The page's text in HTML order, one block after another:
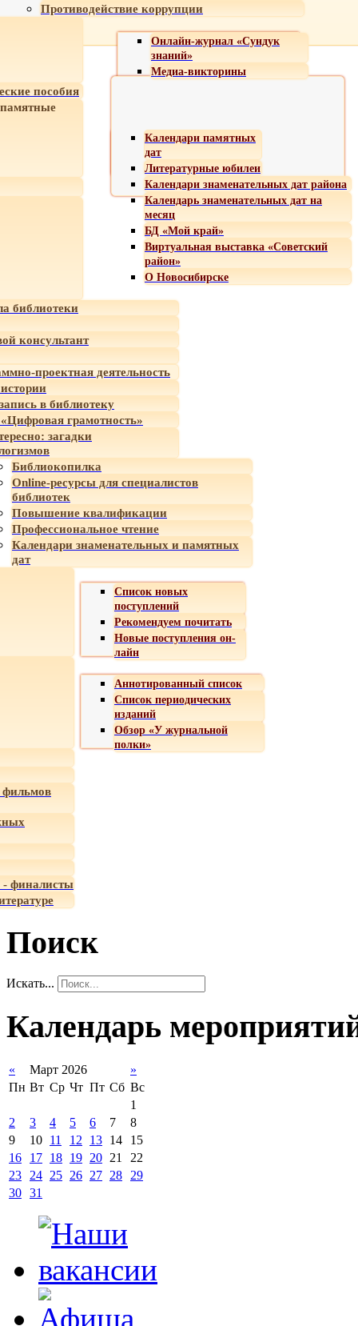
Противодействие коррупции
Онлайн-журнал «Сундук
знаний»
Медиа-викторины
пособия
Календари памятных
дат
Литературные юбилеи
Календари знаменательных дат района
Календарь знаменательных дат на
месяц
БД «Мой край»
Виртуальная выставка «Советский
район»
О Новосибирске
библиотеки
консультант
проектная деятельность
в библиотеку
грамотность»
загадки
Библиокопилка
Online-ресурсы для специалистов
библиотек
Повышение квалификации
Профессиональное чтение
Календари знаменательных и памятных
дат
Список новых
поступлений
Рекомендуем почитать
Новые поступления он-
лайн
Аннотированный список
Список периодических
изданий
Обзор «У журнальной
полки»
- финалисты
Поиск
Искать...
Календарь
« Март 2026
»
Пн Вт Ср Чт Пт Сб Вс
1
2
3 4 5 6 7
8
9
10 11 12 13 14
15
16
17 18 19 20 21
22
23
24 25 26 27 28
29
30 31